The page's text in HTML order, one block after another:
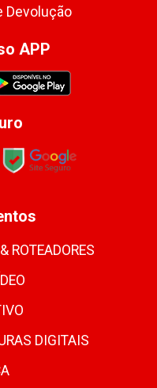
Devolução
APP
ROTEADORES
DIGITAIS